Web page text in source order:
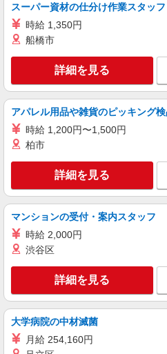
時給1,500円 ※
愛知県名古屋
さしまライブ駅
キープ
派遣社員
パーソルテンプスタッフ株式会社
ー/26-0597801
［週2在宅★在
時給1600円 【
分×21日＝
愛知県名古屋
鉄名古屋駅 ◆名
ず♪お天気も気に
パーソルテンプスタッフ株式会社
ー/26-0586465
［時給1650円
告会社での事務
スーパー資材の仕分け作業スタッフ
時給 1,350円
船橋市
詳細を見る
アパレル用品や雑貨のピッキング
時給 1,200円〜1,500円
柏市
詳細を見る
マンションの受付・案内スタッフ
時給 2,000円
渋谷区
詳細を見る
大学病院の中材滅菌
月給 254,160円